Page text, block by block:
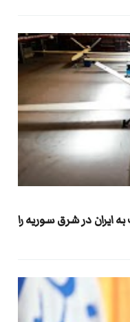
ایران در شرق سوریه را